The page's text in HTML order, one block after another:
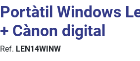
Portàtil Windows
+ Cànon digital
Ref. LEN14WINW